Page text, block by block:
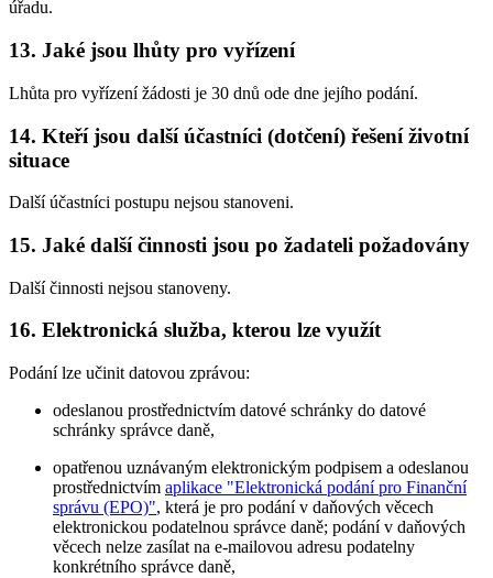
úřadu.
13. Jaké jsou lhůty pro vyřízení
Lhůta pro vyřízení žádosti je 30 dnů ode dne jejího podání.
14. Kteří jsou další účastníci (dotčení) řešení životní
situace
Další účastníci postupu nejsou stanoveni.
15. Jaké další činnosti jsou po žadateli požadovány
Další činnosti nejsou stanoveny.
16. Elektronická služba, kterou lze využít
Podání lze učinit datovou zprávou:
odeslanou prostřednictvím datové schránky do datové
schránky správce daně,
opatřenou uznávaným elektronickým podpisem a odeslanou
prostřednictvím aplikace "Elektronická podání pro Finanční
správu (EPO)", která je pro podání v daňových věcech
elektronickou podatelnou správce daně; podání v daňových
věcech nelze zasílat na e-mailovou adresu podatelny
konkrétního správce daně,